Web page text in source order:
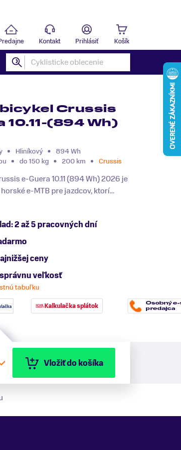
Kontakt Prihlásiť Košík
Crussis
10.11-(894 Wh)
Hliníkový
894 Wh
do 150 kg 200 km Crussis
e-Guera 10.11 (894 Wh) 2026 je
e-MTB pre jazdcov, ktorí...
2 až 5 pracovných dní
ceny
veľkosť
tabuľku
Kalkulačka splátok
Vložiť do košíka